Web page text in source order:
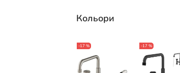
Кольори
-17 % -17 %